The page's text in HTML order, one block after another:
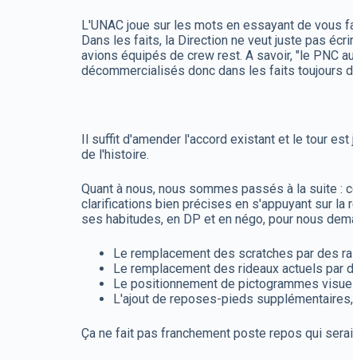
L'UNAC joue sur les mots en essayant de
Dans les faits, la Direction ne veut juste pas
avions équipés de crew rest. A savoir, "le PNC
décommercialisés donc dans les faits toujours
Il suffit d'amender l'accord existant et le tour
de l'histoire.
Quant à nous, nous sommes passés à la suite
clarifications bien précises en s'appuyant sur la
ses habitudes, en DP et en négo, pour nous
Le remplacement des scratches par des
Le remplacement des rideaux actuels par
Le positionnement de pictogrammes
L'ajout de reposes-pieds
Ça ne fait pas franchement poste repos qui